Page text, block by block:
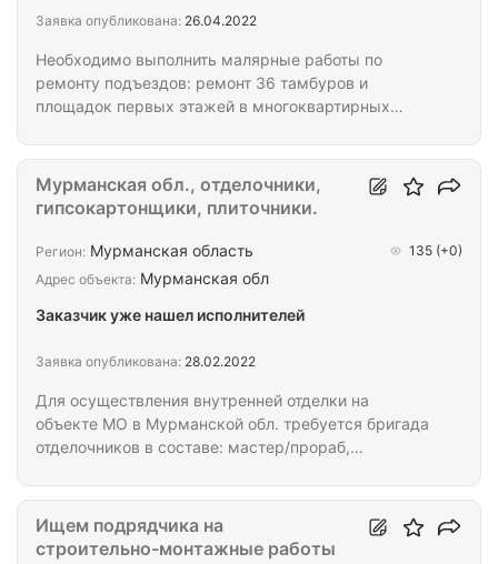
Необходимо выполнить малярные работы по
ремонту подъездов: ремонт 36 тамбуров и
площадок первых этажей в многоквартирных
подъездов на других домах. Стоимость указана
без учета материалов, только за работу
Заявка опубликована: 26.04.2022
Для осуществления внутренней отделки на
объекте МО в Мурманской обл. требуется бригада
отделочников в составе: мастер/прораб,
Питание 3-х разовое, проживание в болках,
спецодежда и проезд предоставляются с вас
Мурманская обл., отделочники,
гипсокартонщики, плиточники.
Регион: Мурманская область 135 (+0)
Адрес объекта: Мурманская обл
Заказчик уже нашел исполнителей
Заявка опубликована: 28.02.2022
Ищем подрядчика на
строительно-монтажные работы